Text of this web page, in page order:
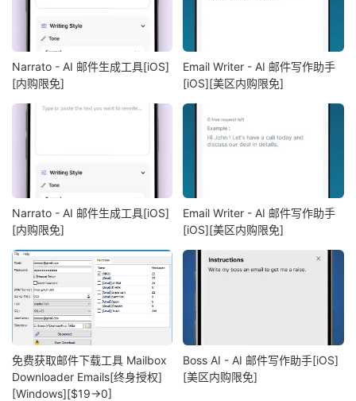
Narrato - AI 邮件生成工具[iOS]
[内购限免]
Email Writer - AI 邮件写作助手
[iOS][美区内购限免]
Narrato - AI 邮件生成工具[iOS]
[内购限免]
Email Writer - AI 邮件写作助手
[iOS][美区内购限免]
免费获取邮件下载工具 Mailbox
Downloader Emails[终身授权]
[Windows][$19→0]
Boss AI - AI 邮件写作助手[iOS]
[美区内购限免]